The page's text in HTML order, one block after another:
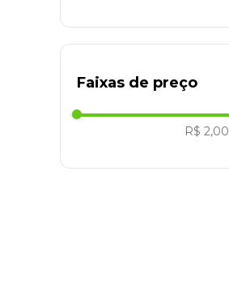
Faixas de preço
R$ 2,00